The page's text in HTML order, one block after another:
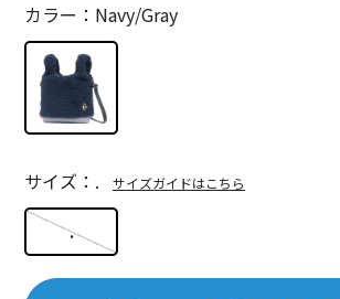
カラー：Navy/Gray
.
サイズ：. サイズガイドはこちら